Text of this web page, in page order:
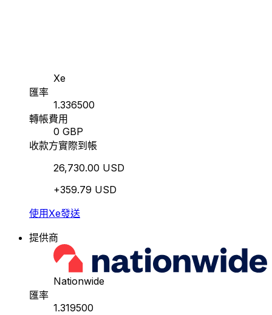
Xe
匯率
1.336500
轉帳費用
0 GBP
收款方實際到帳
26,730.00 USD
+359.79 USD
使用Xe發送
提供商
Nationwide
匯率
1.319500